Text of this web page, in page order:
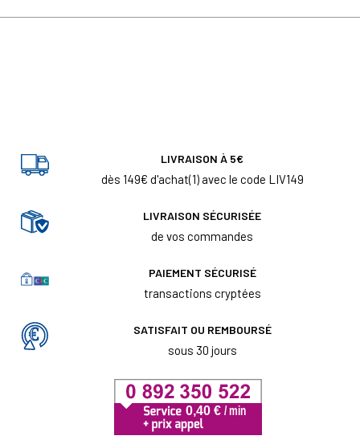
LIVRAISON À 5€
dès 149€ d'achat(1) avec le code LIV149
LIVRAISON SÉCURISÉE
de vos commandes
PAIEMENT SÉCURISÉ
transactions cryptées
SATISFAIT OU REMBOURSÉ
sous 30 jours